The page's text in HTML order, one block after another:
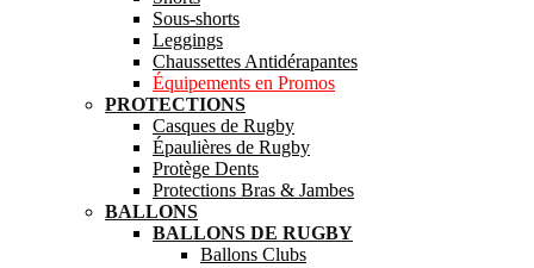
Sous-shorts
Leggings
Chaussettes Antidérapantes
Équipements en Promos
PROTECTIONS
Casques de Rugby
Épaulières de Rugby
Protège Dents
Protections Bras & Jambes
BALLONS
BALLONS DE RUGBY
Ballons Clubs